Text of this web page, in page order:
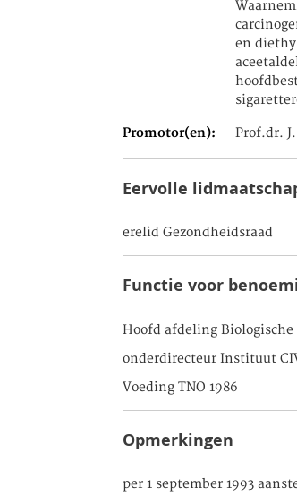
en
Promotor(en) Prof.dr.
Eervolle
erelid Gezondheidsraad
Functie voor
Hoofd afdeling Biologische
onderdirecteur Instituut
Voeding TNO 1986
Opmerkingen
per 1 september 1993